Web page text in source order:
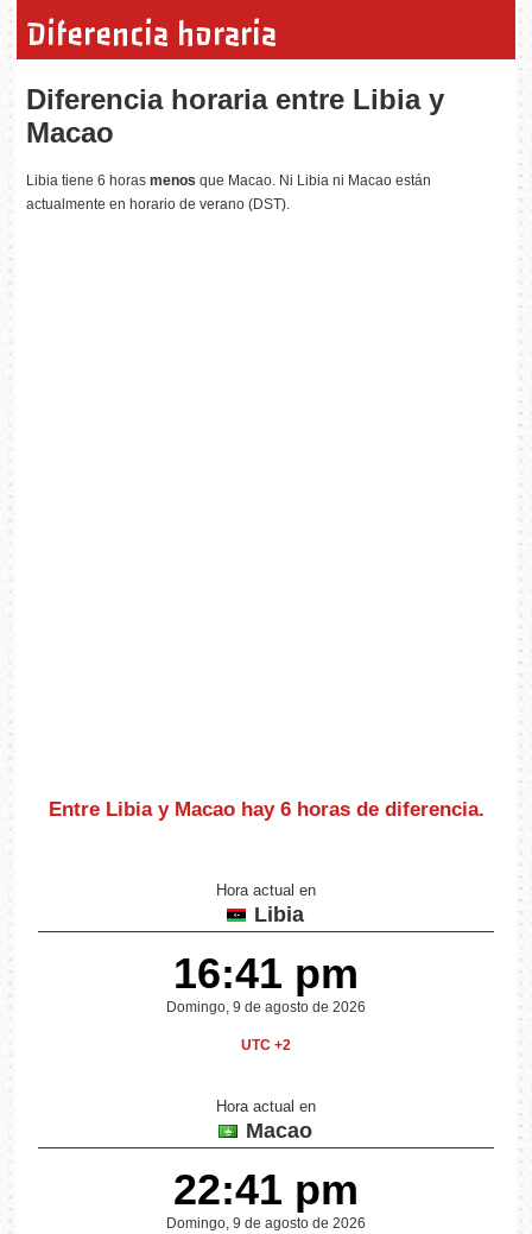
Diferencia horaria
Diferencia horaria entre Libia y
Macao
Libia tiene 6 horasmenos que Macao. Ni Libia ni Macao están
actualmente en horario de verano (DST).
Entre Libia y Macao hay 6 horas de diferencia.
Hora actual en
Libia
16:41 pm
Domingo, 9 de agosto de 2026
UTC +2
Hora actual en
Macao
22:41 pm
Domingo, 9 de agosto de 2026